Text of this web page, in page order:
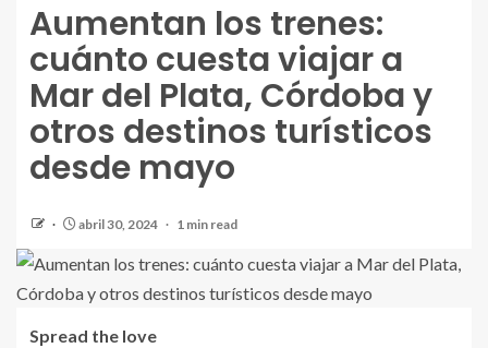
Aumentan los trenes:
cuánto cuesta viajar a
Mar del Plata, Córdoba y
otros destinos turísticos
desde mayo
abril 30, 2024 1 min read
Spread the love